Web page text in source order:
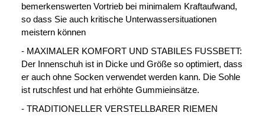
bemerkenswerten Vortrieb bei minimalem Kraftaufwand,
so dass Sie auch kritische Unterwassersituationen
meistern können
- MAXIMALER KOMFORT UND STABILES FUSSBETT:
Der Innenschuh ist in Dicke und Größe so optimiert, dass
er auch ohne Socken verwendet werden kann. Die Sohle
ist rutschfest und hat erhöhte Gummieinsätze.
- TRADITIONELLER VERSTELLBARER RIEMEN